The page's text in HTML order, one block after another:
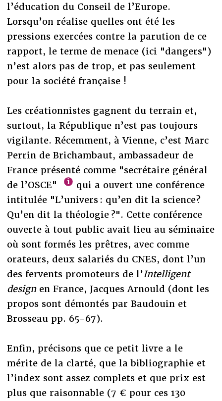
l’éducation du Conseil de l’Europe.
Lorsqu’on réalise quelles ont été les
pressions exercées contre la parution de ce
rapport, le terme de menace (ici "dangers")
n’est alors pas de trop, et pas seulement
pour la société française !
Les créationnistes gagnent du terrain et,
surtout, la République n’est pas toujours
vigilante. Récemment, à Vienne, c’est Marc
Perrin de Brichambaut, ambassadeur de
France présenté comme "secrétaire général
de l’OSCE"
qui a ouvert une conférence
intitulée "L’univers : qu’en dit la science?
Qu’en dit la théologie ?". Cette conférence
ouverte à tout public avait lieu au séminaire
où sont formés les prêtres, avec comme
orateurs, deux salariés du CNES, dont l’un
des fervents promoteurs de l’Intelligent
designen France, Jacques Arnould (dont les
propos sont démontés par Baudouin et
Brosseau pp. 65-67).
Enfin, précisons que ce petit livre a le
mérite de la clarté, que la bibliographie et
l’index sont assez complets et que prix est
plus que raisonnable (7 € pour ces 130